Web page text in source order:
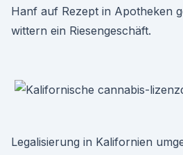
Hanf auf Rezept in Apotheken
wittern ein Riesengeschäft.
Legalisierung in Kalifornien